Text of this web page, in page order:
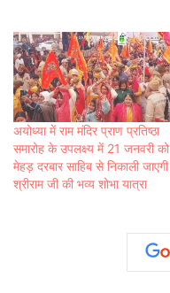
अयोध्‍या में राम मंदिर प्राण प्रतिष्ठा
समारोह के उपलक्ष्य में 21 जनवरी को
मेहड़ दरबार साहि‍ब से नि‍काली जाएगी
श्रीराम जी की भव्य शोभा यात्रा